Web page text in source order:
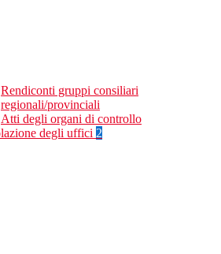
Rendiconti gruppi consiliari
regionali/provinciali
Atti degli organi di controllo
degli uffici 2